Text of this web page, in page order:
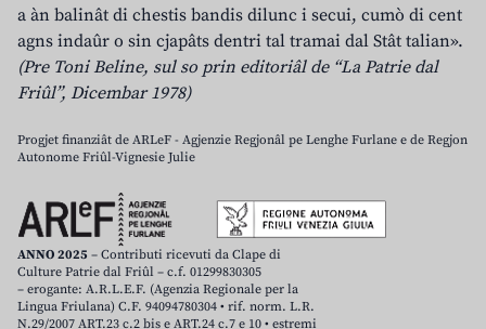
a àn balinât di chestis bandis dilunc i secui, cumò di cent
agns indaûr o sin cjapâts dentri tal tramai dal Stât talian».
(Pre Toni Beline, sul so prin editoriâl de “La Patrie dal
Friûl”, Dicembar 1978)
Progjet finanziât de ARLeF - Agjenzie Regjonâl pe Lenghe Furlane e de Regjon
Autonome Friûl-Vignesie Julie
ANNO 2025 – Contributi ricevuti da Clape di
Culture Patrie dal Friûl – c.f. 01299830305
– erogante: A.R.L.E.F. (Agenzia Regionale per la
Lingua Friulana) C.F. 94094780304 • rif. norm. L.R.
N.29/2007 ART.23 c.2 bis e ART.24 c.7 e 10 • estremi